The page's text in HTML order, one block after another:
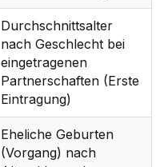
Durchschnittsalter
nach Geschlecht bei
eingetragenen
Partnerschaften (Erste
Eintragung)
Eheliche Geburten
(Vorgang) nach